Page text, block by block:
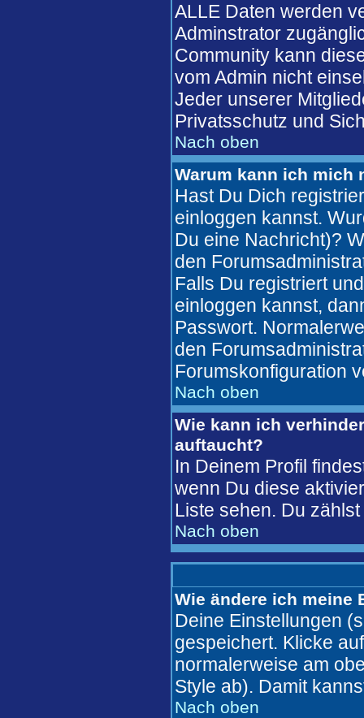
ALLE Daten werden
Adminstrator
Community kann
vom Admin nicht
Jeder unserer
Privatsschutz und
Nach oben
Warum kann ich mich
Hast Du Dich
einloggen kannst.
Du eine Nachricht)?
den
Falls Du registriert
einloggen kannst,
Passwort.
den
Forumskonfiguration
Nach oben
Wie kann ich
auftaucht?
In Deinem Profil
wenn Du diese
Liste sehen. Du
Nach oben
Wie ändere ich meine
Deine Einstellungen
gespeichert. Klicke
normalerweise am
Style ab). Damit
Nach oben